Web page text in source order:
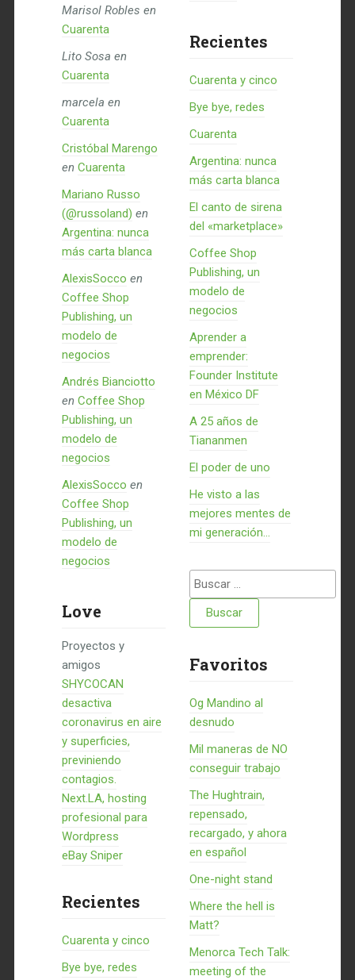
Marisol Robles en
Cuarenta
Lito Sosa en
Cuarenta
marcela en
Cuarenta
Cristóbal Marengo
en Cuarenta
Mariano Russo
(@russoland) en
Argentina: nunca
más carta blanca
AlexisSocco en
Coffee Shop
Publishing, un
modelo de
negocios
Andrés Bianciotto
en Coffee Shop
Publishing, un
modelo de
negocios
AlexisSocco en
Coffee Shop
Publishing, un
modelo de
negocios
Love
Proyectos y
amigos
SHYCOCAN
desactiva
coronavirus en aire
y superficies,
previniendo
contagios.
Next.LA, hosting
profesional para
Wordpress
eBay Sniper
Recientes
Cuarenta y cinco
Bye bye, redes
Recientes
Cuarenta y cinco
Bye bye, redes
Cuarenta
Argentina: nunca
más carta blanca
El canto de sirena
del «marketplace»
Coffee Shop
Publishing, un
modelo de
negocios
Aprender a
emprender:
Founder Institute
en México DF
A 25 años de
Tiananmen
El poder de uno
He visto a las
mejores mentes de
mi generación…
Buscar:
Favoritos
Og Mandino al
desnudo
Mil maneras de NO
conseguir trabajo
The Hughtrain,
repensado,
recargado, y ahora
en español
One-night stand
Where the hell is
Matt?
Menorca Tech Talk:
meeting of the